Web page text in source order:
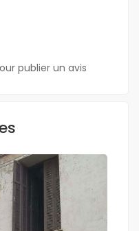
publier un avis